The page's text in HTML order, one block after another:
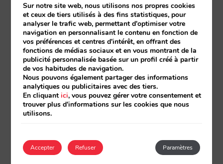
Sur notre site web, nous utilisons nos propres cookies
et ceux de tiers utilisés à des fins statistiques, pour
analyser le trafic web, permettant d'optimiser votre
navigation en personnalisant le contenu en fonction de
vos préférences et centres d'intérêt, en offrant des
fonctions de médias sociaux et en vous montrant de la
publicité personnalisée basée sur un profil créé à partir
de vos habitudes de navigation.
Nous pouvons également partager des informations
analytiques ou publicitaires avec des tiers.
En cliquantici, vous pouvez gérer votre consentement et
trouver plus d'informations sur les cookies que nous
utilisons.
Accepter Paramètres
Refuser